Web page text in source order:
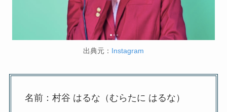
出典元： Instagram
名前：村谷 はるな（むらたに はるな）